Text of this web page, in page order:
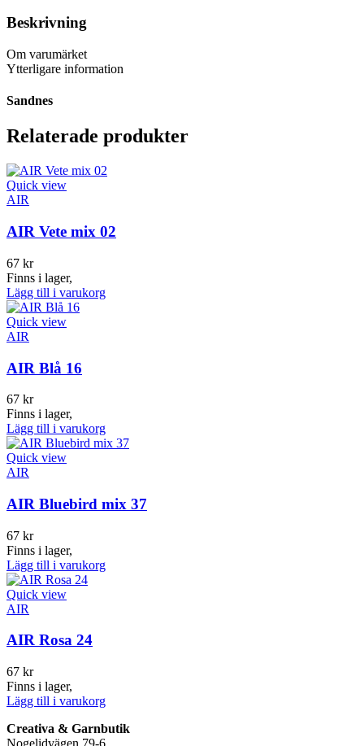
Beskrivning
Om varumärket
Ytterligare information
Sandnes
Relaterade produkter
Quick view
AIR
AIR Vete mix 02
67 kr
Finns i lager,
Lägg till i varukorg
Quick view
AIR
AIR Blå 16
67 kr
Finns i lager,
Lägg till i varukorg
Quick view
AIR
AIR Bluebird mix 37
67 kr
Finns i lager,
Lägg till i varukorg
Quick view
AIR
AIR Rosa 24
67 kr
Finns i lager,
Lägg till i varukorg
Creativa & Garnbutik
Nogelidvägen 79-6